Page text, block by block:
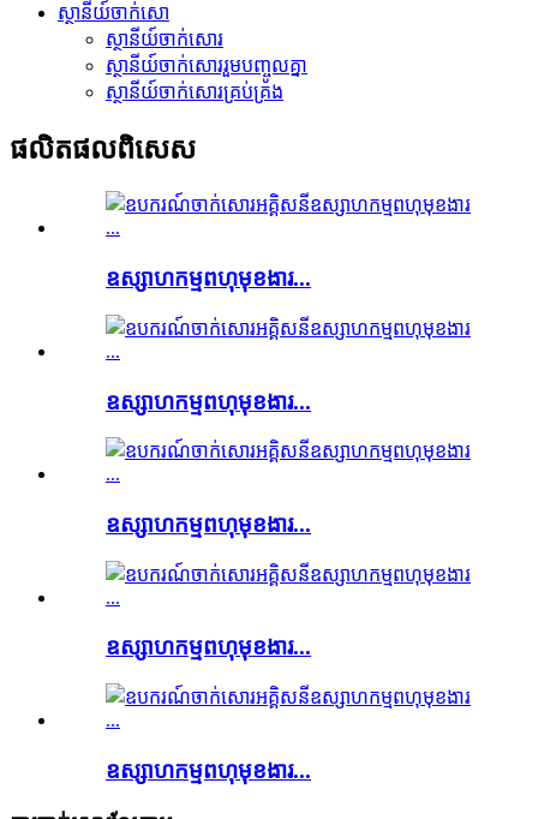
ស្ថានីយ៍ចាក់សោ
ស្ថានីយ៍ចាក់សោរ
ស្ថានីយ៍ចាក់សោររួមបញ្ចូលគ្នា
ស្ថានីយ៍ចាក់សោរគ្រប់គ្រង
ផលិតផល​ពិសេស
ឧស្សាហកម្មពហុមុខងារ...
ឧស្សាហកម្មពហុមុខងារ...
ឧស្សាហកម្មពហុមុខងារ...
ឧស្សាហកម្មពហុមុខងារ...
ឧស្សាហកម្មពហុមុខងារ...